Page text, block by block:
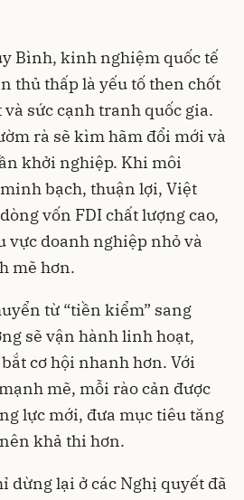
Bình, kinh nghiệm quốc tế
thủ thấp là yếu tố then chốt
sức cạnh tranh quốc gia.
rà sẽ kìm hãm đổi mới và
khởi nghiệp. Khi môi
bạch, thuận lợi, Việt
vốn FDI chất lượng cao,
vực doanh nghiệp nhỏ và
mẽ hơn.
từ “tiền kiểm” sang
sẽ vận hành linh hoạt,
cơ hội nhanh hơn. Với
mẽ, mỗi rào cản được
lực mới, đưa mục tiêu tăng
khả thi hơn.
dừng lại ở các Nghị quyết đã